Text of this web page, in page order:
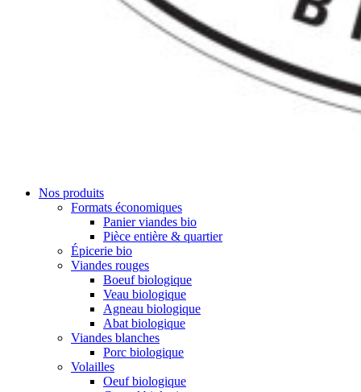
Nos produits
Formats économiques
Panier viandes bio
Pièce entière & quartier
Épicerie bio
Viandes rouges
Boeuf biologique
Veau biologique
Agneau biologique
Abat biologique
Viandes blanches
Porc biologique
Volailles
Oeuf biologique